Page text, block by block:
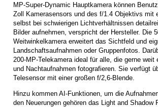
MP-Super-Dynamic Hauptkamera können
Zoll Kamerasensors und des f/1.4 Objektivs mit
selbst bei schwierigen Lichtverhältnissen
Bilder aufnehmen, verspricht der Hersteller. Die
Weitwinkelkamera erweitert das Sichtfeld und
Landschaftsaufnahmen oder Gruppenfotos.
200-MP-Telekamera ideal für alle, die gerne weit
und Nachtaufnahmen fotografieren. Sie verfügt
Telesensor mit einer großen f/2,6-Blende.
Hinzu kommen AI-Funktionen, um die
den Neuerungen gehören das Light and Shadow